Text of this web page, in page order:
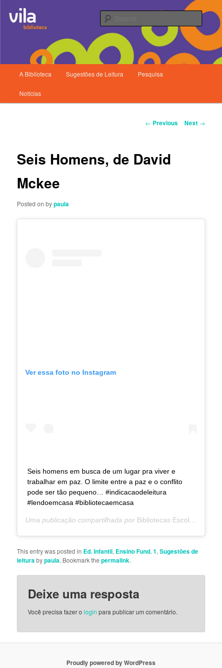
Biblioteca da Vila
Search
Skip
to
A Biblioteca Sugestões de Leitura Pesquisa
Notícias
Post
← Previous Next →
Seis Homens, de David
Mckee
Posted onbypaula
Ver essa foto no Instagram
Seis homens em busca de um lugar pra viver e
trabalhar em paz. O limite entre a paz e o conflito
pode ser tão pequeno… #indicacaodeleitura
#lendoemcasa #bibliotecaemcasa
Uma publicação compartilhada por Bibliotecas Escola da Vila
This entry was posted in Ed. Infantil, Ensino Fund. 1,Sugestões de
leitura bypaula. Bookmark thepermalink.
Deixe uma resposta
Você precisa fazer ologin para publicar um comentário.
Proudly powered by WordPress